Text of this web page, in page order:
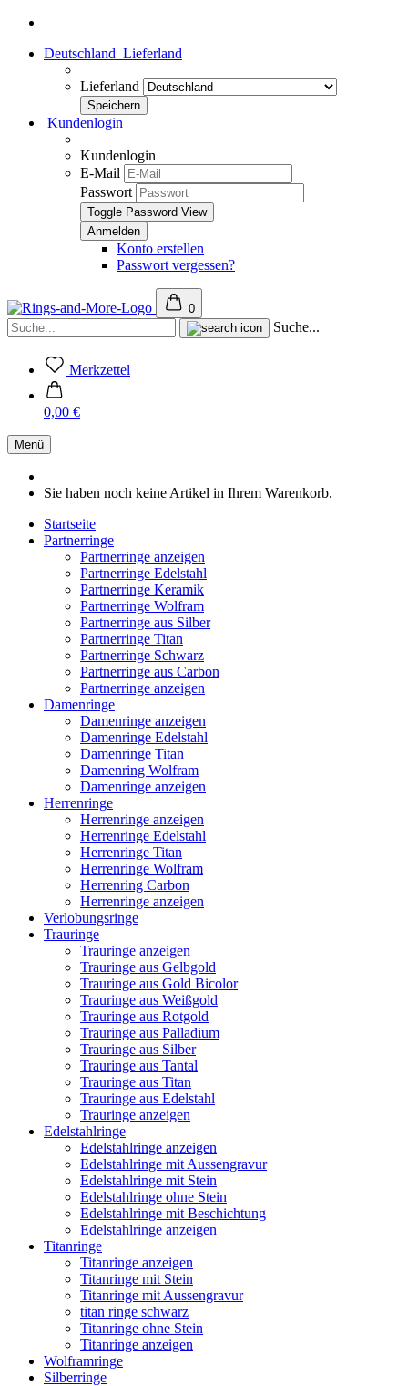
Deutschland Lieferland
Lieferland
Kundenlogin
Kundenlogin
E-Mail
Passwort
Toggle Password View
Konto erstellen
Passwort vergessen?
0
Suche...
Merkzettel
0,00 €
Menü
Sie haben noch keine Artikel in Ihrem Warenkorb.
Startseite
Partnerringe
Partnerringe anzeigen
Partnerringe Edelstahl
Partnerringe Keramik
Partnerringe Wolfram
Partnerringe aus Silber
Partnerringe Titan
Partnerringe Schwarz
Partnerringe aus Carbon
Partnerringe anzeigen
Damenringe
Damenringe anzeigen
Damenringe Edelstahl
Damenringe Titan
Damenring Wolfram
Damenringe anzeigen
Herrenringe
Herrenringe anzeigen
Herrenringe Edelstahl
Herrenringe Titan
Herrenringe Wolfram
Herrenring Carbon
Herrenringe anzeigen
Verlobungsringe
Trauringe
Trauringe anzeigen
Trauringe aus Gelbgold
Trauringe aus Gold Bicolor
Trauringe aus Weißgold
Trauringe aus Rotgold
Trauringe aus Palladium
Trauringe aus Silber
Trauringe aus Tantal
Trauringe aus Titan
Trauringe aus Edelstahl
Trauringe anzeigen
Edelstahlringe
Edelstahlringe anzeigen
Edelstahlringe mit Aussengravur
Edelstahlringe mit Stein
Edelstahlringe ohne Stein
Edelstahlringe mit Beschichtung
Edelstahlringe anzeigen
Titanringe
Titanringe anzeigen
Titanringe mit Stein
Titanringe mit Aussengravur
titan ringe schwarz
Titanringe ohne Stein
Titanringe anzeigen
Wolframringe
Silberringe